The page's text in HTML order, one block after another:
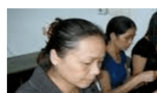
mắc phải ở người (HIV/AIDS)